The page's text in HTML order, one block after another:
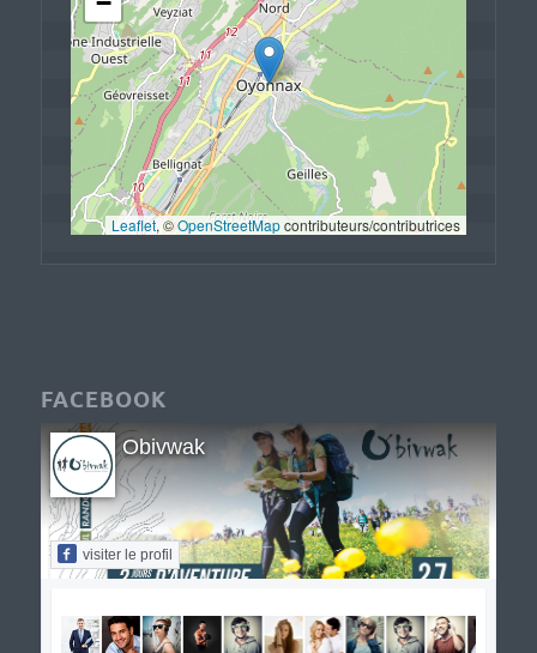
Leaflet, © OpenStreetMap contributeurs/contributrices
FACEBOOK
Obivwak
visiter le profil